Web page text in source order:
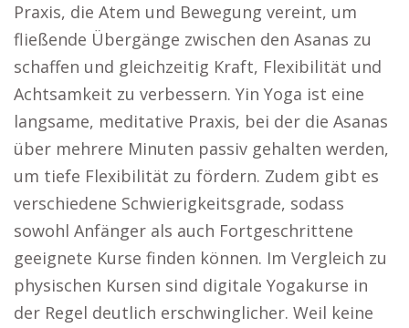
Praxis, die Atem und Bewegung vereint, um
fließende Übergänge zwischen den Asanas zu
schaffen und gleichzeitig Kraft, Flexibilität und
Achtsamkeit zu verbessern. Yin Yoga ist eine
langsame, meditative Praxis, bei der die Asanas
über mehrere Minuten passiv gehalten werden,
um tiefe Flexibilität zu fördern. Zudem gibt es
verschiedene Schwierigkeitsgrade, sodass
sowohl Anfänger als auch Fortgeschrittene
geeignete Kurse finden können. Im Vergleich zu
physischen Kursen sind digitale Yogakurse in
der Regel deutlich erschwinglicher. Weil keine